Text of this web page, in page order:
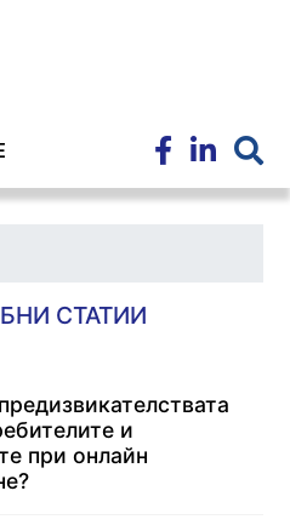
СТАТИИ
и
при онлайн